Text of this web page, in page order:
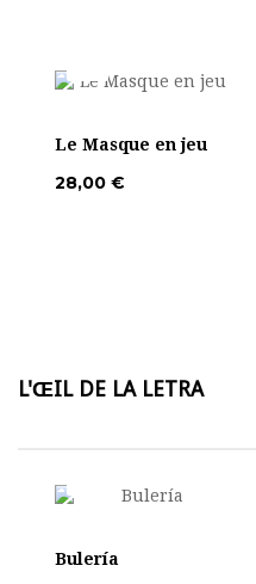
Le Masque en jeu
28,00 €
L'ŒIL DE LA LETRA
Bulería